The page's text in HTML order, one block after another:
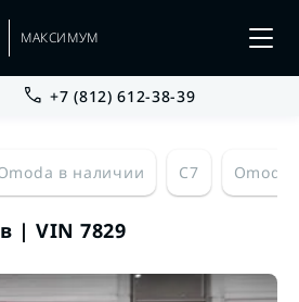
МАКСИМУМ
+7 (812) 612-38-39
в наличии C7 Omoda
| VIN 7829